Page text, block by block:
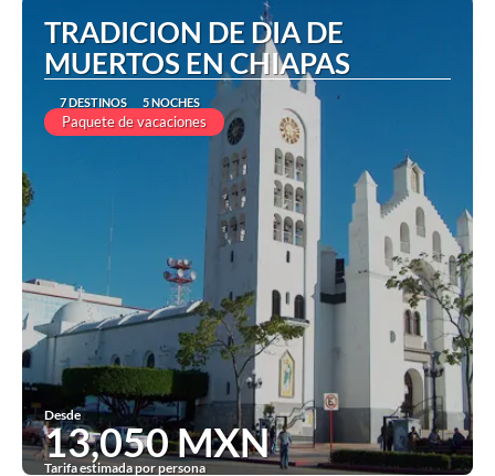
TRADICION DE DIA DE
MUERTOS EN CHIAPAS
7 DESTINOS 5 NOCHES
Paquete de vacaciones
Desde
13,050 MXN
Tarifa estimada por persona